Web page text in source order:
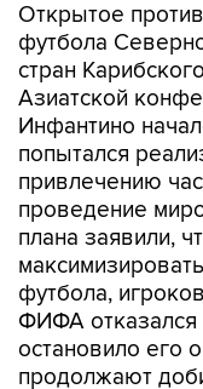
Открытое
футбола
стран
Азиатской
Инфантино
попытался
привлечению
проведение
плана заявили,
футбола,
ФИФА отказался
остановило его
продолжают